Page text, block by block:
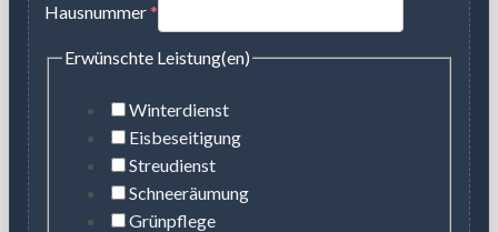
Hausnummer*
Erwünschte Leistung(en)
Winterdienst
Eisbeseitigung
Streudienst
Schneeräumung
Grünpflege